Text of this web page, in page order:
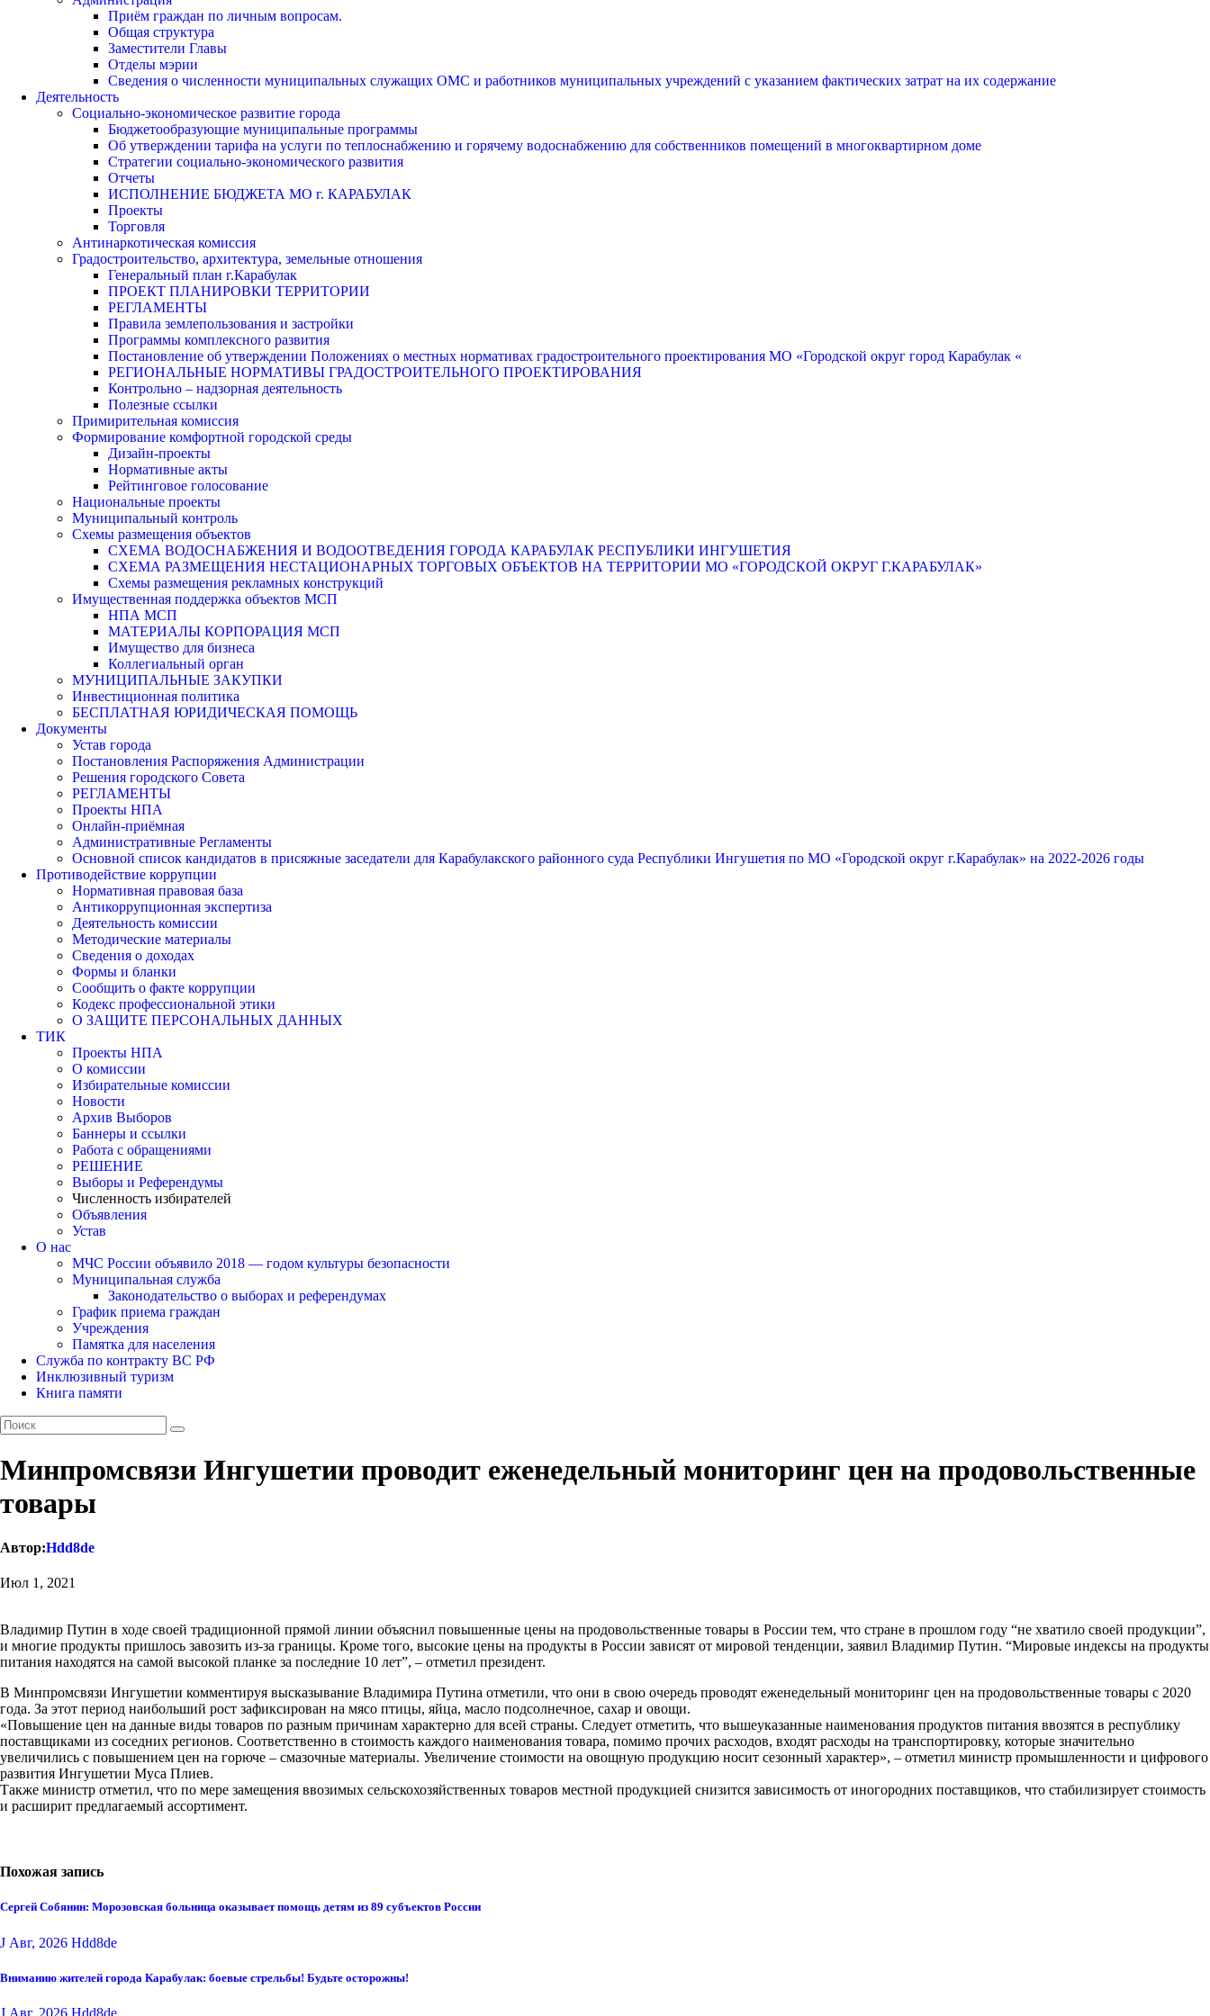
Приём граждан по личным вопросам.
Общая структура
Заместители Главы
Отделы мэрии
Сведения о численности муниципальных служащих ОМС и работников муниципальных учреждений с указанием фактических затрат на их содержание
Деятельность
Социально-экономическое развитие города
Бюджетообразующие муниципальные программы
Об утверждении тарифа на услуги по теплоснабжению и горячему водоснабжению для собственников помещений в многоквартирном доме
Стратегии социально-экономического развития
Отчеты
ИСПОЛНЕНИЕ БЮДЖЕТА МО г. КАРАБУЛАК
Проекты
Торговля
Антинаркотическая комиссия
Градостроительство, архитектура, земельные отношения
Генеральный план г.Карабулак
ПРОЕКТ ПЛАНИРОВКИ ТЕРРИТОРИИ
РЕГЛАМЕНТЫ
Правила землепользования и застройки
Программы комплексного развития
Постановление об утверждении Положениях о местных нормативах градостроительного проектирования МО «Городской округ город Карабулак «
РЕГИОНАЛЬНЫЕ НОРМАТИВЫ ГРАДОСТРОИТЕЛЬНОГО ПРОЕКТИРОВАНИЯ
Контрольно – надзорная деятельность
Полезные ссылки
Примирительная комиссия
Формирование комфортной городской среды
Дизайн-проекты
Нормативные акты
Рейтинговое голосование
Национальные проекты
Муниципальный контроль
Схемы размещения объектов
СХЕМА ВОДОСНАБЖЕНИЯ И ВОДООТВЕДЕНИЯ ГОРОДА КАРАБУЛАК РЕСПУБЛИКИ ИНГУШЕТИЯ
СХЕМА РАЗМЕЩЕНИЯ НЕСТАЦИОНАРНЫХ ТОРГОВЫХ ОБЪЕКТОВ НА ТЕРРИТОРИИ МО «ГОРОДСКОЙ ОКРУГ Г.КАРАБУЛАК»
Схемы размещения рекламных конструкций
Имущественная поддержка объектов МСП
НПА МСП
МАТЕРИАЛЫ КОРПОРАЦИЯ МСП
Имущество для бизнеса
Коллегиальный орган
МУНИЦИПАЛЬНЫЕ ЗАКУПКИ
Инвестиционная политика
БЕСПЛАТНАЯ ЮРИДИЧЕСКАЯ ПОМОЩЬ
Документы
Устав города
Постановления Распоряжения Администрации
Решения городского Совета
РЕГЛАМЕНТЫ
Проекты НПА
Онлайн-приёмная
Административные Регламенты
Основной список кандидатов в присяжные заседатели для Карабулакского районного суда Республики Ингушетия по МО «Городской округ г.Карабулак» на 2022-2026 годы
Противодействие коррупции
Нормативная правовая база
Антикоррупционная экспертиза
Деятельность комиссии
Методические материалы
Сведения о доходах
Формы и бланки
Сообщить о факте коррупции
Кодекс профессиональной этики
О ЗАЩИТЕ ПЕРСОНАЛЬНЫХ ДАННЫХ
ТИК
Проекты НПА
О комиссии
Избирательные комиссии
Новости
Архив Выборов
Баннеры и ссылки
Работа с обращениями
РЕШЕНИЕ
Выборы и Референдумы
Численность избирателей
Объявления
Устав
О нас
МЧС России объявило 2018 — годом культуры безопасности
Муниципальная служба
Законодательство о выборах и референдумах
График приема граждан
Учреждения
Памятка для населения
Служба по контракту ВС РФ
Инклюзивный туризм
Книга памяти
Минпромсвязи Ингушетии проводит еженедельный мониторинг цен на продовольственные
товары
Автор:Hdd8de
Июл 1, 2021
Владимир Путин в ходе своей традиционной прямой линии объяснил повышенные цены на продовольственные товары в России тем, что стране в прошлом году “не хватило своей продукции”,
и многие продукты пришлось завозить из-за границы. Кроме того, высокие цены на продукты в России зависят от мировой тенденции, заявил Владимир Путин. “Мировые индексы на продукты
питания находятся на самой высокой планке за последние 10 лет”, – отметил президент.
В Минпромсвязи Ингушетии комментируя высказывание Владимира Путина отметили, что они в свою очередь проводят еженедельный мониторинг цен на продовольственные товары с 2020
года. За этот период наибольший рост зафиксирован на мясо птицы, яйца, масло подсолнечное, сахар и овощи.
«Повышение цен на данные виды товаров по разным причинам характерно для всей страны. Следует отметить, что вышеуказанные наименования продуктов питания ввозятся в республику
поставщиками из соседних регионов. Соответственно в стоимость каждого наименования товара, помимо прочих расходов, входят расходы на транспортировку, которые значительно
увеличились с повышением цен на горюче – смазочные материалы. Увеличение стоимости на овощную продукцию носит сезонный характер», – отметил министр промышленности и цифрового
развития Ингушетии Муса Плиев.
Также министр отметил, что по мере замещения ввозимых сельскохозяйственных товаров местной продукцией снизится зависимость от иногородних поставщиков, что стабилизирует стоимость
и расширит предлагаемый ассортимент.
Похожая запись
Сергей Собянин: Морозовская больница оказывает помощь детям из 89 субъектов России
J Авг, 2026 Hdd8de
Вниманию жителей города Карабулак: боевые стрельбы! Будьте осторожны!
J Авг, 2026 Hdd8de